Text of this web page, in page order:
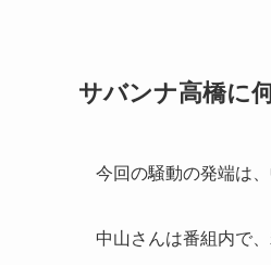
サバンナ高橋に
今回の騒動の発端は
中山さんは番組内で